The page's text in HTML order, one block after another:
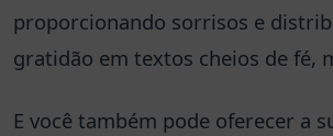
proporcionando sorrisos e
gratidão em textos cheios de fé,
E você também pode oferecer a